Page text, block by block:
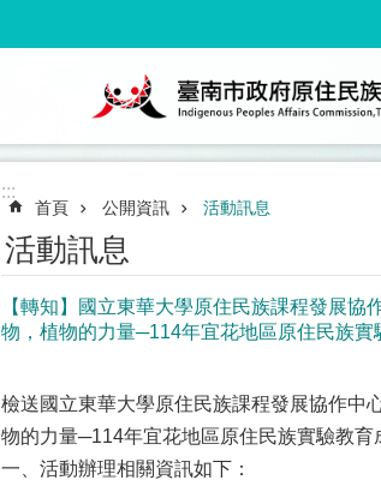
:::
首頁 公開資訊 活動訊息
活動訊息
【轉知】國立東華大學原住民族課程發展
物，植物的力量─114年宜花地區原住民族實
檢送國立東華大學原住民族課程發展協作中
物的力量─114年宜花地區原住民族實驗教育
一、活動辦理相關資訊如下：